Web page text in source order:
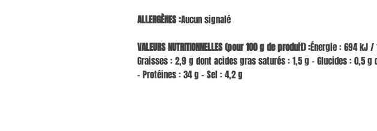
ALLERGÈNES :Aucun signalé
VALEURS NUTRITIONNELLES (pour 100 g de produit) :Énergie : 694 kJ /
Graisses : 2,9 g dont acides gras saturés : 1,5 g – Glucides : 0,5 g
– Protéines : 34 g – Sel : 4,2 g